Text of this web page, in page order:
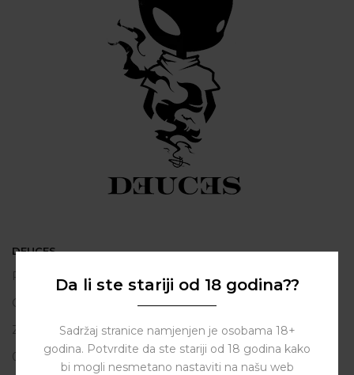
DEUCES
Polačišće 2
City Gallery
Zadar
098 163 2222
Da li ste stariji od 18 godina??
Sadržaj stranice namjenjen je osobama 18+
godina. Potvrdite da ste stariji od 18 godina kako
bi mogli nesmetano nastaviti na našu web